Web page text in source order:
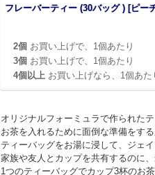
フレーバーティー (30バッグ ) [ピー
2個 お買い上げで、1個あたり
3個 お買い上げで、1個あたり
4個以上 お買い上げなら、1個あた
オリジナルフォーミュラで作られた
お茶を入れるために面倒な準備をす
ティーバッグをお湯に浸して、ジェ
家族や友人とカップを共有するのに
1つのティーバッグでカップ3杯のお